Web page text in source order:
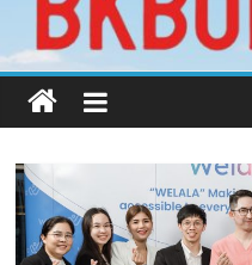
บูสต์ EXP กระฉูด 50% พร้อมแจ
ZTE จับมือ AIS อัปเกรด
ธุรกิจ มุ่งเสริมรากฐานเศรษฐกิ
“ปลัด ทส.” เผย “รมว.สุชาติ” ม
Biodiversity & Bioeconomy
เสนอ
ข่าว
ครบ
ทุก